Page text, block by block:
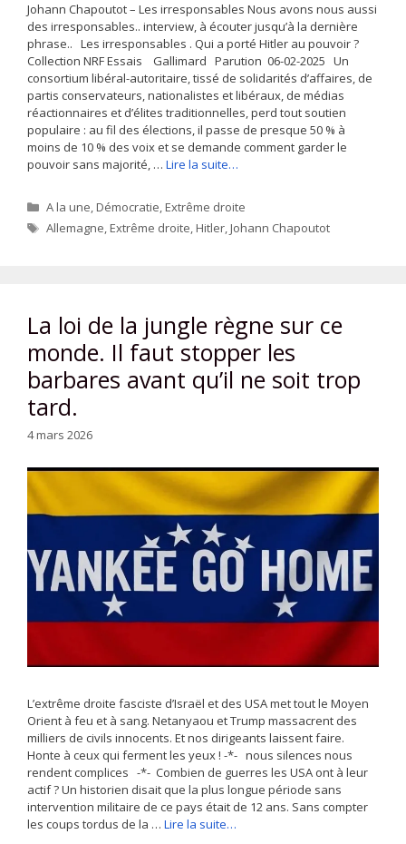
Johann Chapoutot – Les irresponsables Nous avons nous aussi
des irresponsables.. interview, à écouter jusqu’à la dernière
phrase.. Les irresponsables . Qui a porté Hitler au pouvoir ?
Collection NRF Essais Gallimard Parution 06-02-2025 Un
consortium libéral-autoritaire, tissé de solidarités d’affaires, de
partis conservateurs, nationalistes et libéraux, de médias
réactionnaires et d’élites traditionnelles, perd tout soutien
populaire : au fil des élections, il passe de presque 50 % à
moins de 10 % des voix et se demande comment garder le
pouvoir sans majorité, … Lire la suite…
Catégories
A la une,Démocratie,Extrême droite
Étiquettes
Allemagne,Extrême droite,Hitler,Johann Chapoutot
La loi de la jungle règne sur ce
monde. Il faut stopper les
barbares avant qu’il ne soit trop
tard.
4 mars 2026
L’extrême droite fasciste d’Israël et des USA met tout le Moyen
Orient à feu et à sang. Netanyaou et Trump massacrent des
milliers de civils innocents. Et nos dirigeants laissent faire.
Honte à ceux qui ferment les yeux ! -*- nous silences nous
rendent complices -*- Combien de guerres les USA ont à leur
actif ? Un historien disait que la plus longue période sans
intervention militaire de ce pays était de 12 ans. Sans compter
les coups tordus de la … Lire la suite…